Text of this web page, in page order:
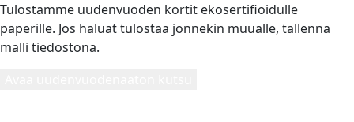
Tulostamme uudenvuoden kortit ekosertifioidulle
paperille. Jos haluat tulostaa jonnekin muualle, tallenna
malli tiedostona.